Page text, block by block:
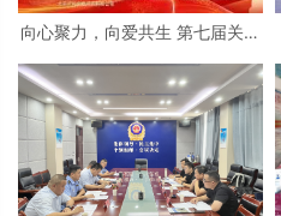
向心聚力，向爱共生 第七届关爱
式在京隆重举行